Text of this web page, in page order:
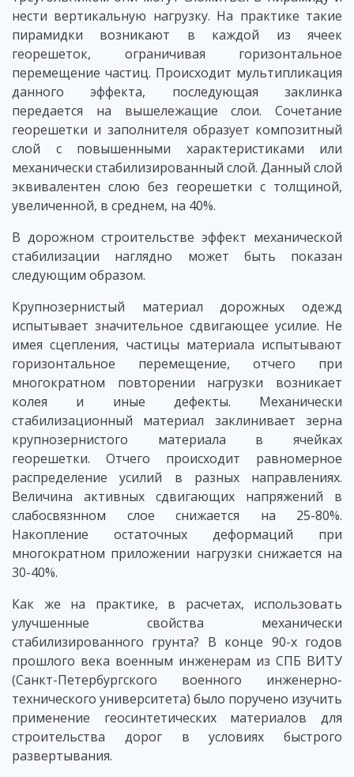
нести вертикальную нагрузку. На практике такие
пирамидки возникают в каждой из ячеек
георешеток, ограничивая горизонтальное
перемещение частиц. Происходит мультипликация
данного эффекта, последующая заклинка
передается на вышележащие слои. Сочетание
георешетки и заполнителя образует композитный
слой с повышенными характеристиками или
механически стабилизированный слой. Данный слой
эквивалентен слою без георешетки с толщиной,
увеличенной, в среднем, на 40%.
В дорожном строительстве эффект механической
стабилизации наглядно может быть показан
следующим образом.
Крупнозернистый материал дорожных одежд
испытывает значительное сдвигающее усилие. Не
имея сцепления, частицы материала испытывают
горизонтальное перемещение, отчего при
многократном повторении нагрузки возникает
колея и иные дефекты. Механически
стабилизационный материал заклинивает зерна
крупнозернистого материала в ячейках
георешетки. Отчего происходит равномерное
распределение усилий в разных направлениях.
Величина активных сдвигающих напряжений в
слабосвязнном слое снижается на 25-80%.
Накопление остаточных деформаций при
многократном приложении нагрузки снижается на
30-40%.
Как же на практике, в расчетах, использовать
улучшенные свойства механически
стабилизированного грунта? В конце 90-х годов
прошлого века военным инженерам из СПБ ВИТУ
(Санкт-Петербургского военного инженерно-
технического университета) было поручено изучить
применение геосинтетических материалов для
строительства дорог в условиях быстрого
развертывания.